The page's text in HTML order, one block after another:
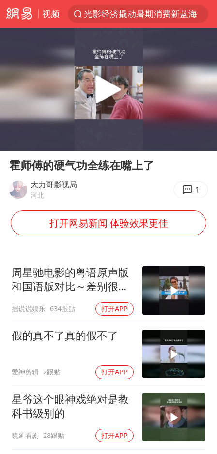
视频
光影经济撬动暑期消费新蓝海
情侣福建平潭拍日出时坠崖
西湖突现狂风暴雨 游客瞬间被浇透
“不怕六爷挂得多 就怕六爷挂一颗”
视频丨中国东方电气集团原党组副书记、董事宋致远被查
杭州全市有序停课
香港宏福苑火灾或由烟头引起
郑丽文：台湾从来没有“独立”过
几元成本的AI广告导致千万市值蒸发
酒店回应车内过夜被收150元
上半年国内手机销量TOP30出炉
梁家辉百花奖演讲落泪
人民的健康、体质、幸福一脉相承
Play
霍师傅的硬气功全练在嘴上了
大力哥影视局
河北 1
打开网易新闻 体验效果更佳
周星驰电影的粤语原声版
和国语版对比～差别很
大！讲粤语的星爷才是他
自己！
据说说娱乐 634跟贴 打开APP
假的真不了真的假不了
爱神剪辑 2跟贴 打开APP
星爷这个眼神戏绝对是教
科书级别的
魏延看剧 28跟贴 打开APP